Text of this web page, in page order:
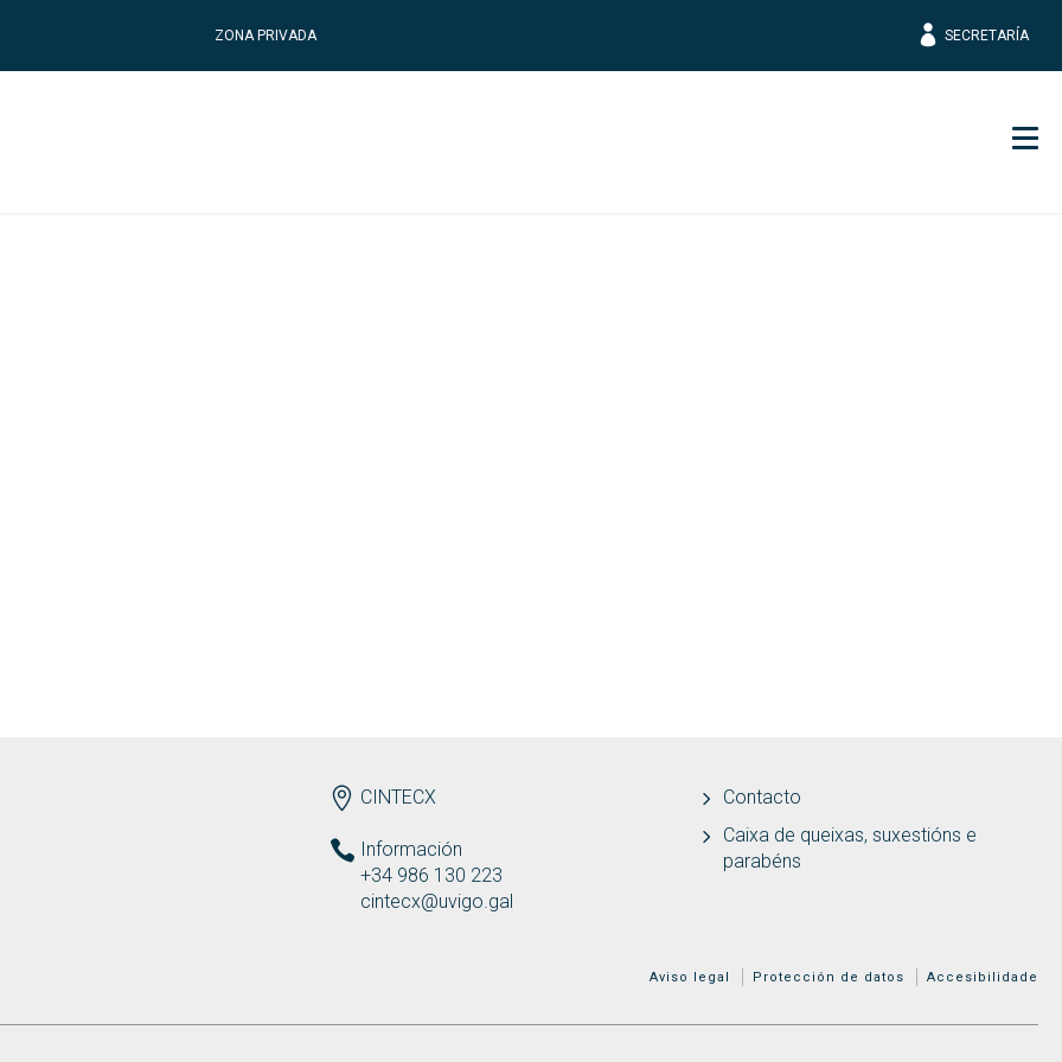
ZONA PRIVADA SECRETARÍA
ENDEREZOCINTECX
Información
+34 986 130 223
cintecx@uvigo.gal
Contacto
Caixa de queixas, suxestións e
parabéns
MENÚ ADICIONAL
Aviso legal Protección de datos Accesibilidade